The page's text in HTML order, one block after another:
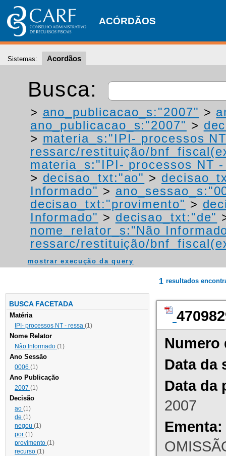
ACÓRDÃOS
Sistemas: Acordãos
Busca:
> ano_publicacao_s:"2007" >
ano_publicacao_s:"2007" >
> materia_s:"IPI- processos
ressarc/restituição/
materia_s:"IPI- processos NT
> decisao_txt:"ao" >
Informado" >
decisao_txt:"provimento" >
Informado" > decisao_txt:"de"
nome_relator_s:"Não
ressarc/restituição/
mostrar execução da query
BUSCA FACETADA
Matéria
IPI- processos NT - ressa (1)
Nome Relator
Não Informado (1)
Ano Sessão
0006 (1)
Ano Publicação
2007 (1)
Decisão
ao (1)
de (1)
negou (1)
por (1)
provimento (1)
recurso (1)
1 resultados
Numero
Data da
Data da
2007
Ementa: